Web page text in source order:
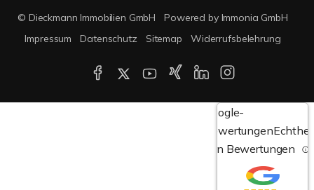
© Dieckmann Immobilien GmbH
Powered by Immonia GmbH
Impressum
Datenschutz Sitemap Widerrufsbelehrung
Google-
Bewertungen
von Bewertungen